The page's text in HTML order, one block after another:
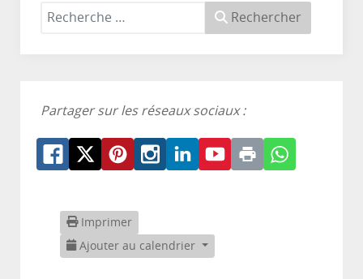
Rechercher
Partager sur les réseaux sociaux :
Imprimer
Ajouter au calendrier